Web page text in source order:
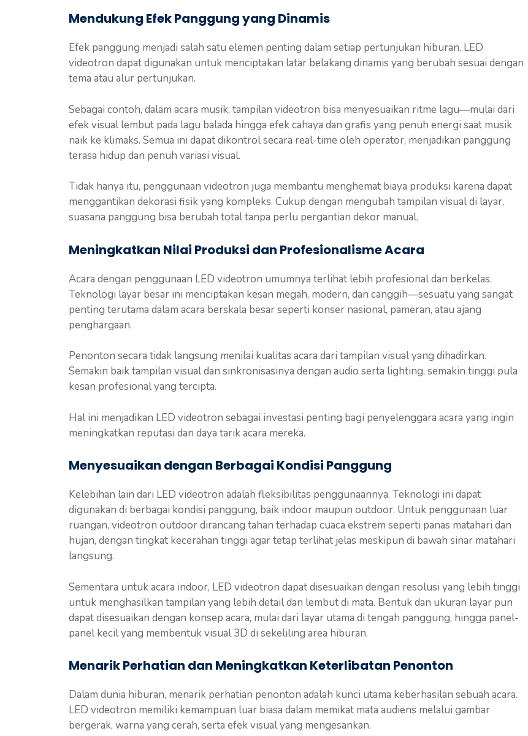
Mendukung Efek Panggung yang Dinamis
Efek panggung menjadi salah satu elemen penting dalam setiap pertunjukan hiburan. LED
videotron dapat digunakan untuk menciptakan latar belakang dinamis yang berubah sesuai dengan
tema atau alur pertunjukan.
Sebagai contoh, dalam acara musik, tampilan videotron bisa menyesuaikan ritme lagu—mulai dari
efek visual lembut pada lagu balada hingga efek cahaya dan grafis yang penuh energi saat musik
naik ke klimaks. Semua ini dapat dikontrol secara real-time oleh operator, menjadikan panggung
terasa hidup dan penuh variasi visual.
Tidak hanya itu, penggunaan videotron juga membantu menghemat biaya produksi karena dapat
menggantikan dekorasi fisik yang kompleks. Cukup dengan mengubah tampilan visual di layar,
suasana panggung bisa berubah total tanpa perlu pergantian dekor manual.
Meningkatkan Nilai Produksi dan Profesionalisme Acara
Acara dengan penggunaan LED videotron umumnya terlihat lebih profesional dan berkelas.
Teknologi layar besar ini menciptakan kesan megah, modern, dan canggih—sesuatu yang sangat
penting terutama dalam acara berskala besar seperti konser nasional, pameran, atau ajang
penghargaan.
Penonton secara tidak langsung menilai kualitas acara dari tampilan visual yang dihadirkan.
Semakin baik tampilan visual dan sinkronisasinya dengan audio serta lighting, semakin tinggi pula
kesan profesional yang tercipta.
Hal ini menjadikan LED videotron sebagai investasi penting bagi penyelenggara acara yang ingin
meningkatkan reputasi dan daya tarik acara mereka.
Menyesuaikan dengan Berbagai Kondisi Panggung
Kelebihan lain dari LED videotron adalah fleksibilitas penggunaannya. Teknologi ini dapat
digunakan di berbagai kondisi panggung, baik indoor maupun outdoor. Untuk penggunaan luar
ruangan, videotron outdoor dirancang tahan terhadap cuaca ekstrem seperti panas matahari dan
hujan, dengan tingkat kecerahan tinggi agar tetap terlihat jelas meskipun di bawah sinar matahari
langsung.
Sementara untuk acara indoor, LED videotron dapat disesuaikan dengan resolusi yang lebih tinggi
untuk menghasilkan tampilan yang lebih detail dan lembut di mata. Bentuk dan ukuran layar pun
dapat disesuaikan dengan konsep acara, mulai dari layar utama di tengah panggung, hingga panel-
panel kecil yang membentuk visual 3D di sekeliling area hiburan.
Menarik Perhatian dan Meningkatkan Keterlibatan Penonton
Dalam dunia hiburan, menarik perhatian penonton adalah kunci utama keberhasilan sebuah acara.
LED videotron memiliki kemampuan luar biasa dalam memikat mata audiens melalui gambar
bergerak, warna yang cerah, serta efek visual yang mengesankan.